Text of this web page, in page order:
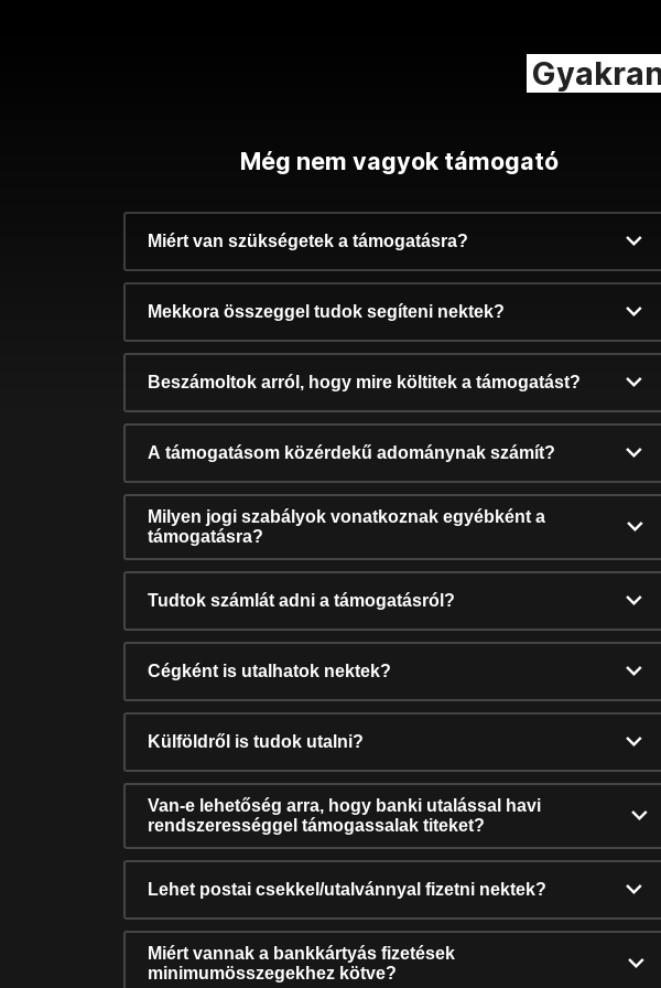
Még nem vagyok támogató
Miért van szükségetek a támogatásra?
Mekkora összeggel tudok segíteni nektek?
Beszámoltok arról, hogy mire költitek a támogatást?
A támogatásom közérdekű adománynak számít?
Milyen jogi szabályok vonatkoznak egyébként a
támogatásra?
Tudtok számlát adni a támogatásról?
Cégként is utalhatok nektek?
Külföldről is tudok utalni?
Van-e lehetőség arra, hogy banki utalással havi
rendszerességgel támogassalak titeket?
Lehet postai csekkel/utalvánnyal fizetni nektek?
Miért vannak a bankkártyás fizetések
minimumösszegekhez kötve?